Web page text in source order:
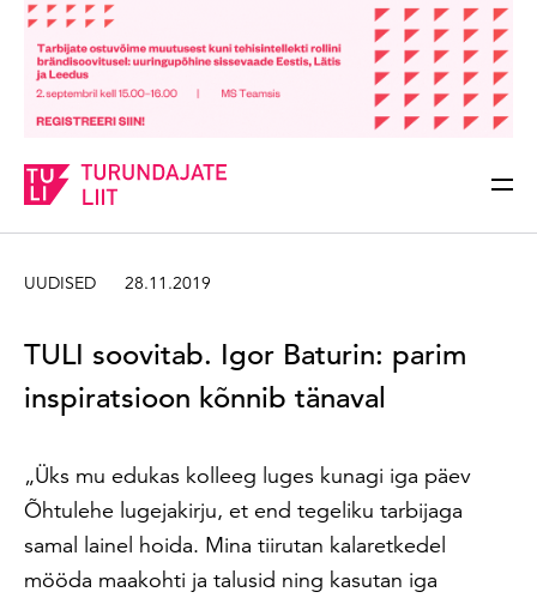
Sisesta märksõna
UUDISED 28.11.2019
TULI soovitab. Igor Baturin: parim
inspiratsioon kõnnib tänaval
„Üks mu edukas kolleeg luges kunagi iga päev
Õhtulehe lugejakirju, et end tegeliku tarbijaga
samal lainel hoida. Mina tiirutan kalaretkedel
mööda maakohti ja talusid ning kasutan iga